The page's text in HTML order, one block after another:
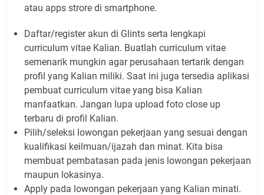
atau apps strore di smartphone.
Daftar/register akun di Glints serta lengkapi
curriculum vitae Kalian. Buatlah curriculum vitae
semenarik mungkin agar perusahaan tertarik dengan
profil yang Kalian miliki. Saat ini juga tersedia aplikasi
pembuat curriculum vitae yang bisa Kalian
manfaatkan. Jangan lupa upload foto close up
terbaru di profil Kalian.
Pilih/seleksi lowongan pekerjaan yang sesuai dengan
kualifikasi keilmuan/ijazah dan minat. Kita bisa
membuat pembatasan pada jenis lowongan pekerjaan
maupun lokasinya.
Apply pada lowongan pekerjaan yang Kalian minati.